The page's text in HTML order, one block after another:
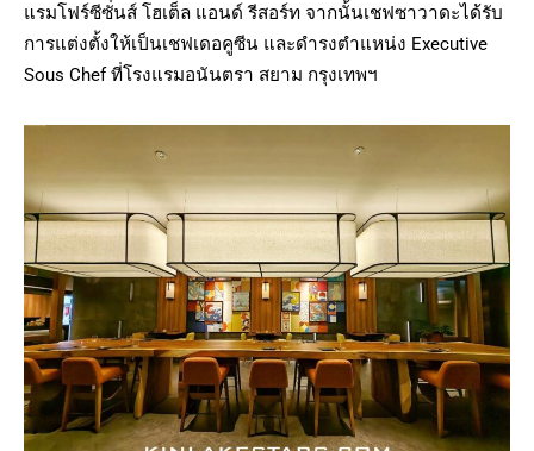
แรมโฟร์ซีซั่นส์ โฮเต็ล แอนด์ รีสอร์ท จากนั้นเชฟซาวาดะได้รับ
การแต่งตั้งให้เป็นเชฟเดอคูซีน และดำรงตำแหน่ง Executive
Sous Chef ที่โรงแรมอนันตรา สยาม กรุงเทพฯ